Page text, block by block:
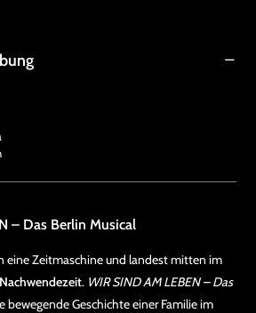
– Das Berlin Musical
eine Zeitmaschine und landest mitten im
Nachwendezeit. WIR SIND AM LEBEN – Das
bewegende Geschichte einer Familie im